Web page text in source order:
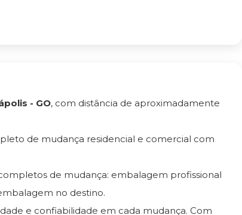
- GO, com distância de aproximadamente
de mudança residencial e comercial com
de mudança: embalagem profissional
no destino.
e confiabilidade em cada mudança. Com